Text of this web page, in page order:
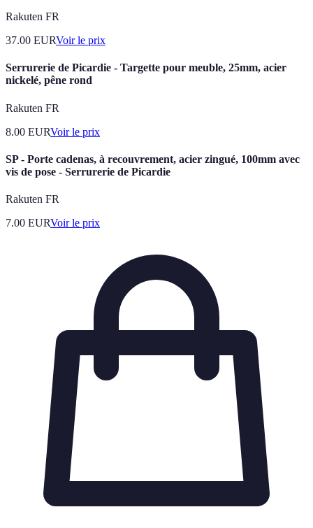
Rakuten FR
37.00 EURVoir le prix
Serrurerie de Picardie - Targette pour meuble, 25mm, acier
nickelé, pêne rond
Rakuten FR
8.00 EURVoir le prix
SP - Porte cadenas, à recouvrement, acier zingué, 100mm avec
vis de pose - Serrurerie de Picardie
Rakuten FR
7.00 EURVoir le prix